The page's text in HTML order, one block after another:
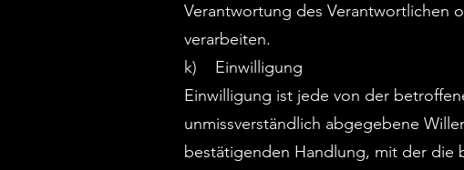
Verantwortung des Verantwortlichen
verarbeiten.
k) Einwilligung
Einwilligung ist jede von der
unmissverständlich abgegebene
bestätigenden Handlung, mit der die